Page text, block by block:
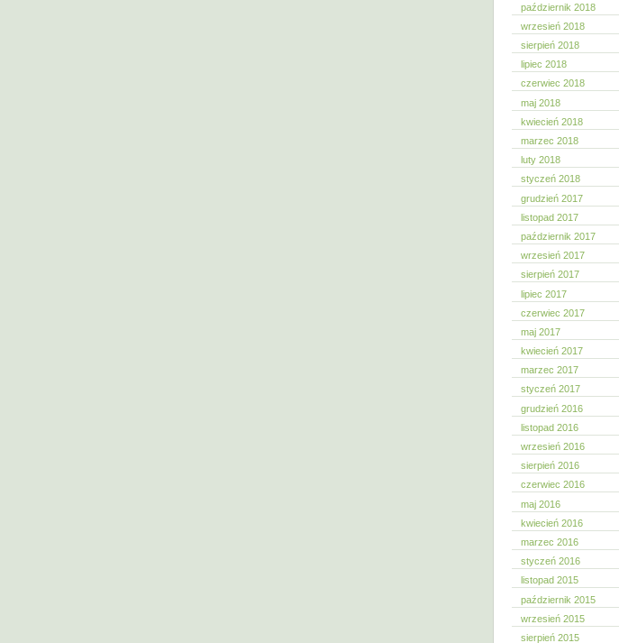
październik 2018
wrzesień 2018
sierpień 2018
lipiec 2018
czerwiec 2018
maj 2018
kwiecień 2018
marzec 2018
luty 2018
styczeń 2018
grudzień 2017
listopad 2017
październik 2017
wrzesień 2017
sierpień 2017
lipiec 2017
czerwiec 2017
maj 2017
kwiecień 2017
marzec 2017
styczeń 2017
grudzień 2016
listopad 2016
wrzesień 2016
sierpień 2016
czerwiec 2016
maj 2016
kwiecień 2016
marzec 2016
styczeń 2016
listopad 2015
październik 2015
wrzesień 2015
sierpień 2015